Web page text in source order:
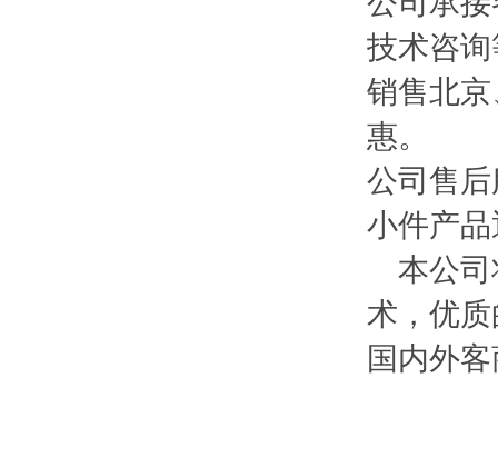
技术咨
销售北
惠。
公司售
小件产
本公司
术，优
国内外